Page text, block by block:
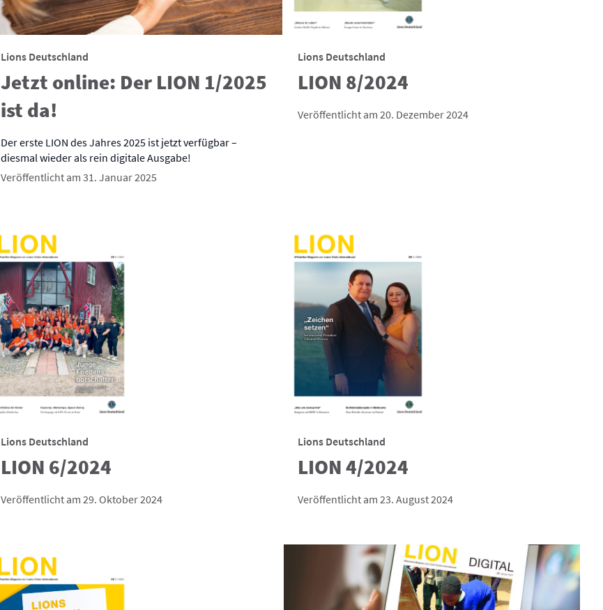
Lions Deutschland
Jetzt online: Der LION 1/2025
ist da!
Der erste LION des Jahres 2025 ist jetzt verfügbar –
diesmal wieder als rein digitale Ausgabe!
Veröffentlicht am 31. Januar 2025
Lions Deutschland
LION 8/2024
Veröffentlicht am 20. Dezember 2024
Lions Deutschland
LION 6/2024
Veröffentlicht am 29. Oktober 2024
Lions Deutschland
LION 4/2024
Veröffentlicht am 23. August 2024